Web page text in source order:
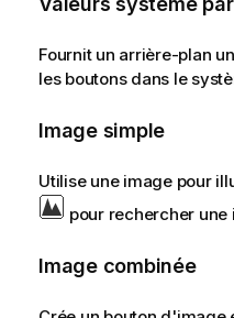
Fournit un arrière-plan
les boutons dans le
Image simple
Utilise une image pour
pour rechercher une
Image combinée